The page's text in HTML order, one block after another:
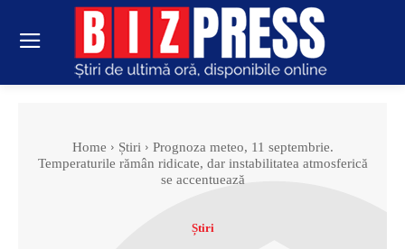
Home Știri
Prognoza meteo, 11 septembrie.
Temperaturile rămân ridicate, dar instabilitatea atmosferică
se accentuează
Știri